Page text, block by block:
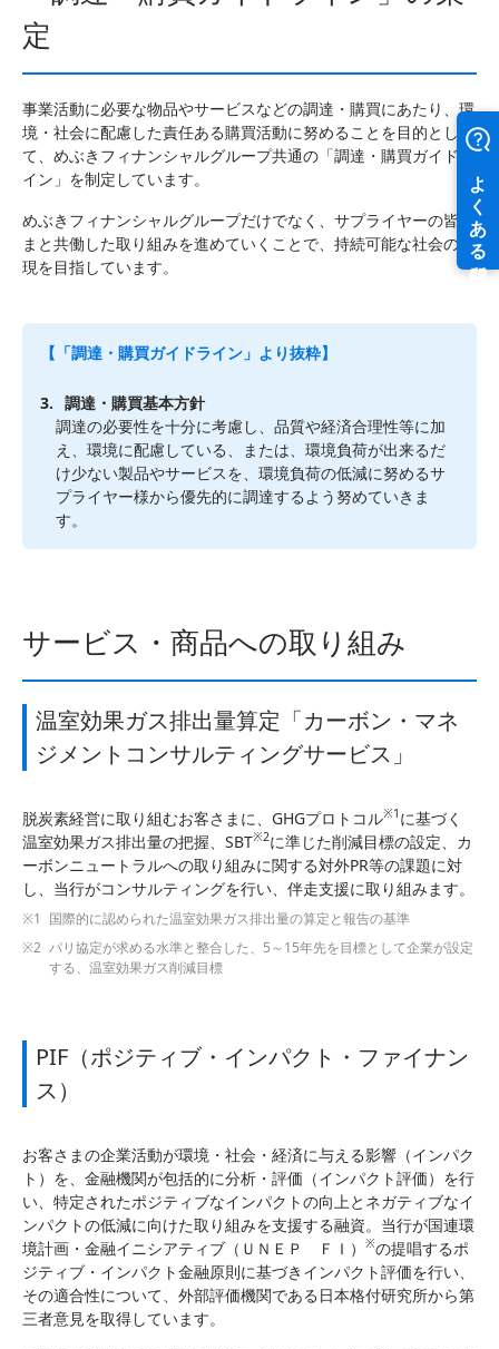
定
事業活動に必要な物品やサービスなどの調達・購買にあたり、環
境・社会に配慮した責任ある購買活動に努めることを目的とし
て、めぶきフィナンシャルグループ共通の「調達・購買ガイドラ
イン」を制定しています。
めぶきフィナンシャルグループだけでなく、サプライヤーの皆さ
まと共働した取り組みを進めていくことで、持続可能な社会の実
現を目指しています。
【「調達・購買ガイドライン」より抜粋】
3. 調達・購買基本方針
調達の必要性を十分に考慮し、品質や経済合理性等に加
え、環境に配慮している、または、環境負荷が出来るだ
け少ない製品やサービスを、環境負荷の低減に努めるサ
プライヤー様から優先的に調達するよう努めていきま
す。
サービス・商品への取り組み
温室効果ガス排出量算定「カーボン・マネ
ジメントコンサルティングサービス」
脱炭素経営に取り組むお客さまに、GHGプロトコル※1 に基づく
温室効果ガス排出量の把握、SBT※2に準じた削減目標の設定、カ
ーボンニュートラルへの取り組みに関する対外PR等の課題に対
し、当行がコンサルティングを行い、伴走支援に取り組みます。
国際的に認められた温室効果ガス排出量の算定と報告の基準
パリ協定が求める水準と整合した、5～15年先を目標として企業が設定
する、温室効果ガス削減目標
PIF（ポジティブ・インパクト・ファイナン
ス）
お客さまの企業活動が環境・社会・経済に与える影響（インパク
ト）を、金融機関が包括的に分析・評価（インパクト評価）を行
い、特定されたポジティブなインパクトの向上とネガティブなイ
ンパクトの低減に向けた取り組みを支援する融資。当行が国連環
境計画・金融イニシアティブ（ＵＮＥＰ ＦＩ）
※の提唱するポ
ジティブ・インパクト金融原則に基づきインパクト評価を行い、
その適合性について、外部評価機関である日本格付研究所から第
三者意見を取得しています。